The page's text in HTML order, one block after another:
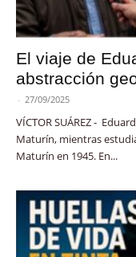
El viaje de
abstracción
- 27/09/2025
VÍCTOR SUÁREZ -
Maturín, mientras
Maturín en 1945. En...